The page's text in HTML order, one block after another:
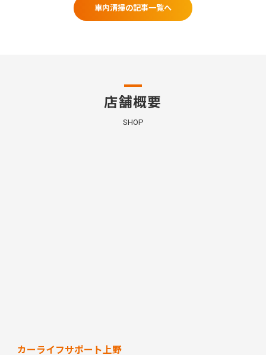
車内清掃の記事一覧へ
店舗概要
SHOP
カーライフサポート上野